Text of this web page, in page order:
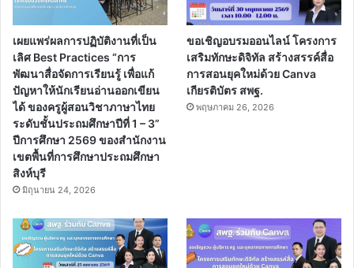
เผยแพร่ผลการปฏิบัติงานที่เป็น
เลิศ Best Practices “การ
พัฒนาสื่อจัดการเรียนรู้ เพื่อแก้
ปัญหาให้นักเรียนอ่านออกเขียน
ได้ ของครูผู้สอนวิชาภาษาไทย
ระดับชั้นประถมศึกษาปีที่ 1 – 3”
ปีการศึกษา 2569 ของสำนักงาน
เขตพื้นที่การศึกษาประถมศึกษา
สิงห์บุรี
มิถุนายน 24, 2026
ขอเชิญอบรมออนไลน์ โครงการ
เสริมทักษะดิจิทัล สร้างสรรค์สื่อ
การสอนยุคใหม่ด้วย Canva
เกียรติบัตร สพฐ.
พฤษภาคม 26, 2026